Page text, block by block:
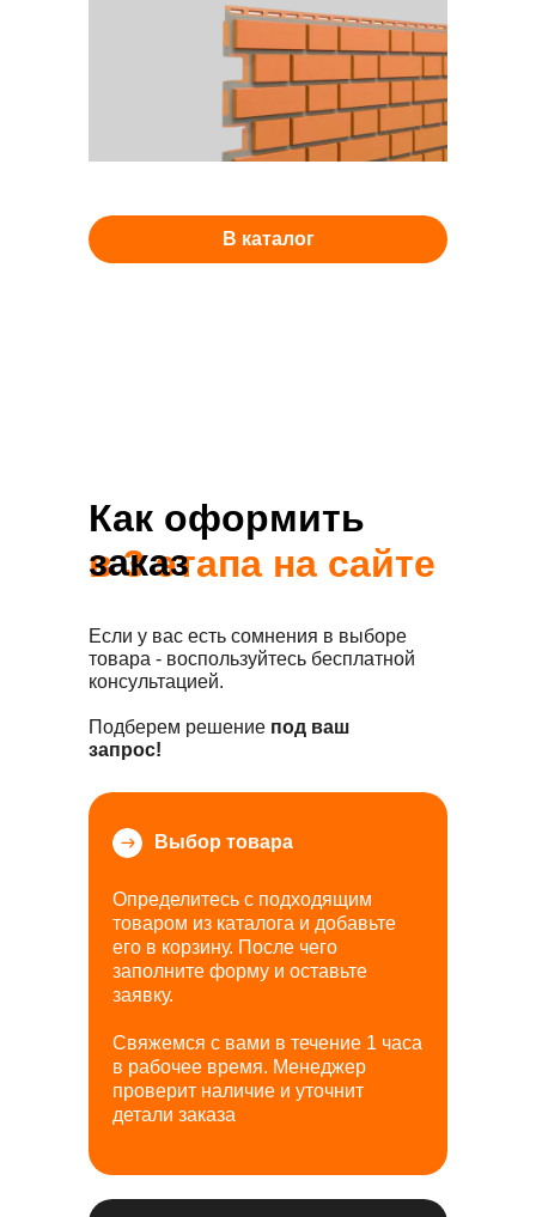
В каталог
в 3 этапа на сайте
Как оформить
заказ
Если у вас есть сомнения в выборе
товара - воспользуйтесь бесплатной
консультацией.
Подберем решение под ваш
запрос!
Выбор товара
Определитесь с подходящим
товаром из каталога и добавьте
его в корзину. После чего
заполните форму и оставьте
заявку.
Свяжемся с вами в течение 1 часа
в рабочее время. Менеджер
проверит наличие и уточнит
детали заказа